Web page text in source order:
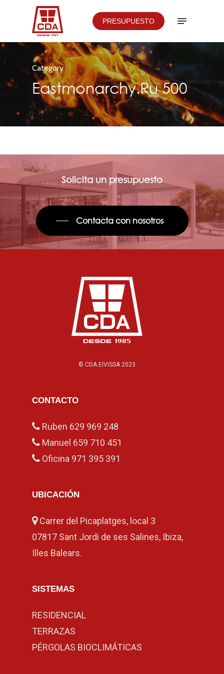
content
PRESUPUESTO
Category
Eastmonarchy.ru 500
Solicita un presupuesto
Contacta con nosotros
© CDA EIVISSA 2023
CONTACTO
Ruben 629 969 248
Manuel 659 710 451
Oficina 971 395 391
UBICACIÓN
Carrer del Picaplatges, local 3
07817 Sant Jordi de ses Salines, Ibiza,
Illes Balears.
SISTEMAS
RESIDENCIAL
TERRAZAS
PÉRGOLAS BIOCLIMÁTICAS